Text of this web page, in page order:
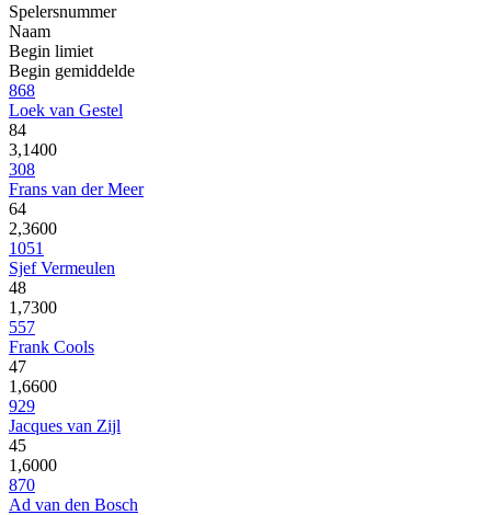
Spelersnummer
Naam
Begin limiet
Begin gemiddelde
868
Loek van Gestel
84
3,1400
308
Frans van der Meer
64
2,3600
1051
Sjef Vermeulen
48
1,7300
557
Frank Cools
47
1,6600
929
Jacques van Zijl
45
1,6000
870
Ad van den Bosch